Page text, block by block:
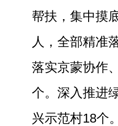
帮扶，集中摸
人，全部精准
落实京蒙协作
个。深入推进
兴示范村18个